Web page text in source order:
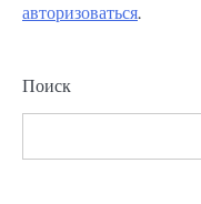
авторизоваться.
Поиск